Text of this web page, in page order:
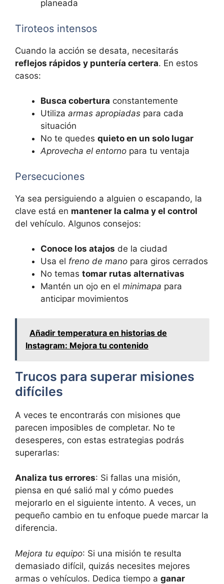
planeada
Tiroteos intensos
Cuando la acción se desata, necesitarás
reflejos rápidos y puntería certera. En estos
casos:
Busca cobertura constantemente
Utiliza armas apropiadas para cada
situación
No te quedes quieto en un solo lugar
Aprovecha el entorno para tu ventaja
Persecuciones
Ya sea persiguiendo a alguien o escapando, la
clave está en mantener la calma y el control
del vehículo. Algunos consejos:
Conoce los atajos de la ciudad
Usa el freno de mano para giros cerrados
No temas tomar rutas alternativas
Mantén un ojo en el minimapa para
anticipar movimientos
Añadir temperatura en historias de
Instagram: Mejora tu contenido
Trucos para superar misiones
difíciles
A veces te encontrarás con misiones que
parecen imposibles de completar. No te
desesperes, con estas estrategias podrás
superarlas:
Analiza tus errores: Si fallas una misión,
piensa en qué salió mal y cómo puedes
mejorarlo en el siguiente intento. A veces, un
pequeño cambio en tu enfoque puede marcar la
diferencia.
Mejora tu equipo: Si una misión te resulta
demasiado difícil, quizás necesites mejores
armas o vehículos. Dedica tiempo a ganar